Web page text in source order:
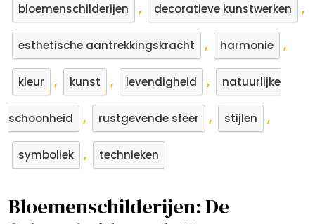
bloemenschilderijen , decoratieve kunstwerken ,
esthetische aantrekkingskracht , harmonie ,
kleur , kunst , levendigheid , natuurlijke
schoonheid , rustgevende sfeer , stijlen ,
symboliek , technieken
Bloemenschilderijen: De